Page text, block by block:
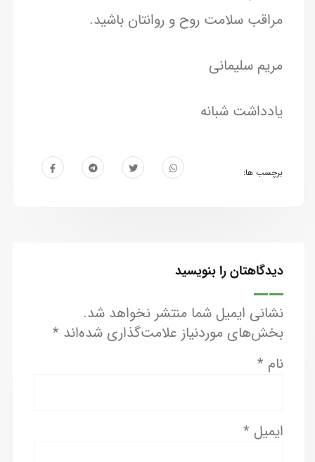
مراقب سلامت روح و روانتان باشید.
مریم سلیمانی
یادداشت شبانه
برچسب ها:
دیدگاهتان را بنویسید
نشانی ایمیل شما منتشر نخواهد شد.
بخش‌های موردنیاز علامت‌گذاری شده‌اند *
نام *
ایمیل *